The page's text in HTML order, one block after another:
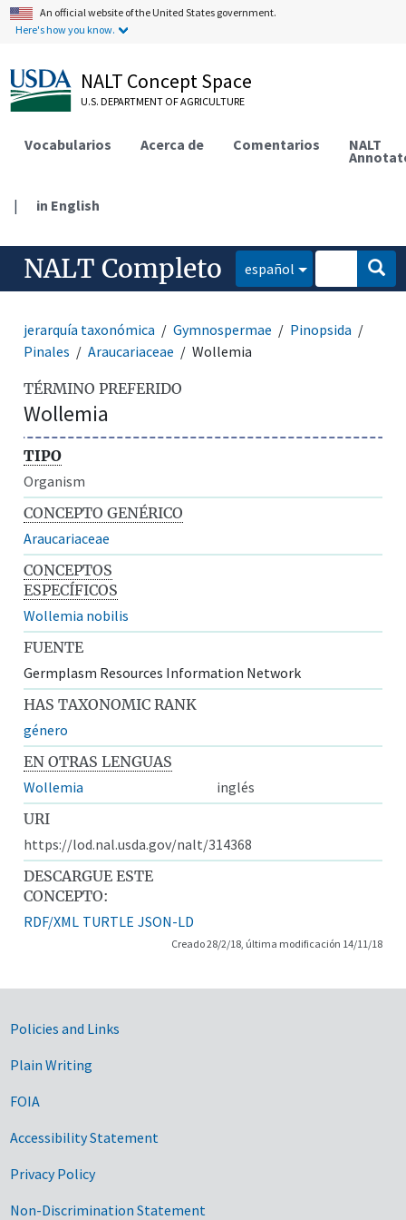
An official website of the United States government.
Here's how you know.
NALT Concept Space
U.S. DEPARTMENT OF AGRICULTURE
Vocabularios Acerca de Comentarios NALT
| in English
NALT Completo español
jerarquía taxonómica Gymnospermae
Pinopsida
Pinales
Araucariaceae Wollemia
TÉRMINO PREFERIDO
Wollemia
TIPO
Organism
CONCEPTO GENÉRICO
Araucariaceae
CONCEPTOS
ESPECÍFICOS
Wollemia nobilis
FUENTE
Germplasm Resources Information Network
HAS TAXONOMIC RANK
género
EN OTRAS LENGUAS
Wollemia
inglés
URI
https://lod.nal.usda.gov/nalt/314368
DESCARGUE ESTE
CONCEPTO:
RDF/XML TURTLE JSON-LD
Creado 28/2/18, última modificación 14/11/18
Government Links
Policies and Links
Plain Writing
FOIA
Accessibility Statement
Privacy Policy
Non-Discrimination Statement